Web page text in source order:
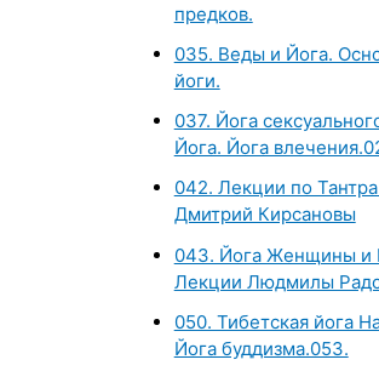
предков.
035. Веды и Йога.
йоги.
037. Йога
Йога. Йога
042. Лекции по
Дмитрий Кирсановы
043. Йога Женщины и
Лекции Людмилы
050. Тибетская йога
Йога буддизма.053.